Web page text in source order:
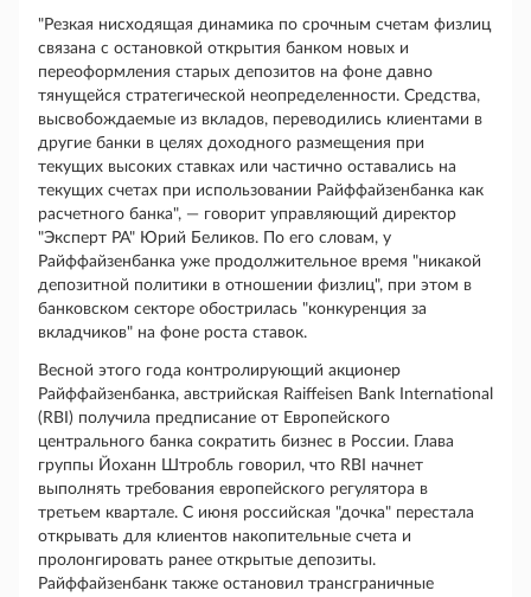
"Резкая нисходящая динамика по срочным счетам физлиц
связана с остановкой открытия банком новых и
переоформления старых депозитов на фоне давно
тянущейся стратегической неопределенности. Средства,
высвобождаемые из вкладов, переводились клиентами в
другие банки в целях доходного размещения при
текущих высоких ставках или частично оставались на
текущих счетах при использовании Райффайзенбанка как
расчетного банка", — говорит управляющий директор
"Эксперт РА" Юрий Беликов. По его словам, у
Райффайзенбанка уже продолжительное время "никакой
депозитной политики в отношении физлиц", при этом в
банковском секторе обострилась "конкуренция за
вкладчиков" на фоне роста ставок.
Весной этого года контролирующий акционер
Райффайзенбанка, австрийская Raiffeisen Bank International
(RBI) получила предписание от Европейского
центрального банка сократить бизнес в России. Глава
группы Йоханн Штробль говорил, что RBI начнет
выполнять требования европейского регулятора в
третьем квартале. С июня российская "дочка" перестала
открывать для клиентов накопительные счета и
пролонгировать ранее открытые депозиты.
Райффайзенбанк также остановил трансграничные